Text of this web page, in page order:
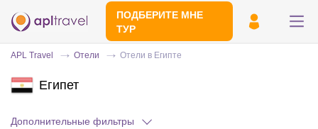
ПОДБЕРИТЕ МНЕ
ТУР
APL Travel Отели Отели в Египте
Египет
Дополнительные фильтры